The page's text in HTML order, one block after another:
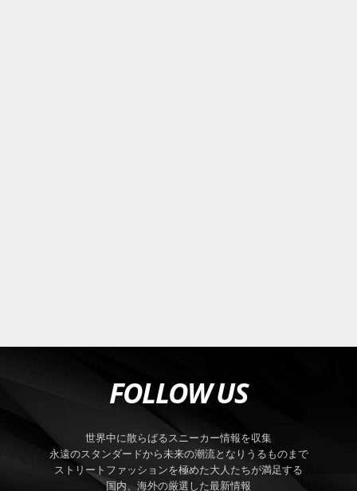
FOLLOW US
世界中に散らばるスニーカー情報を収集
永遠のスタンダードから未来の潮流となりうるものまで
ストリートファッションを極めた大人たちが満足する
国内、海外の厳選した最新情報